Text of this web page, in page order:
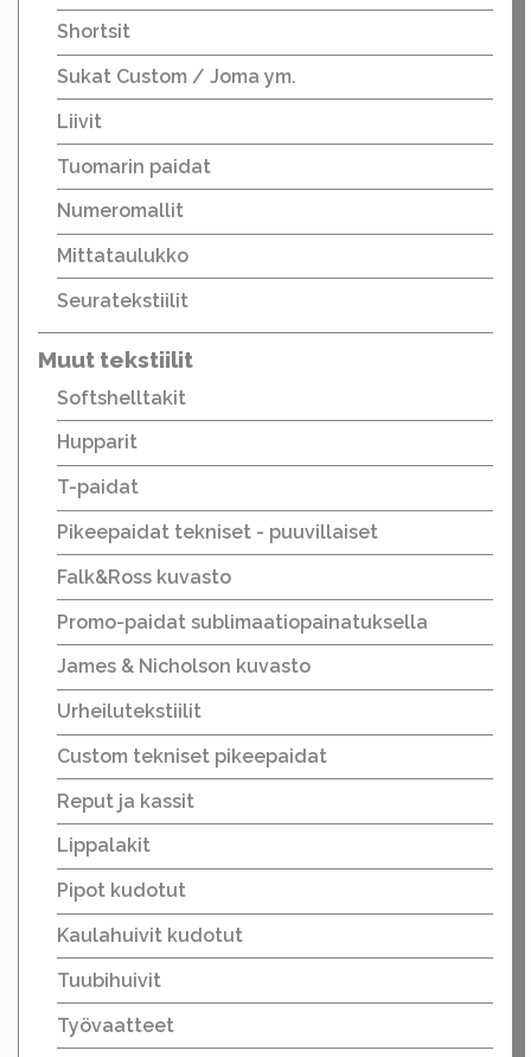
Shortsit
Sukat Custom / Joma ym.
Liivit
Tuomarin paidat
Numeromallit
Mittataulukko
Seuratekstiilit
Muut tekstiilit
Softshelltakit
Hupparit
T-paidat
Pikeepaidat tekniset - puuvillaiset
Falk&Ross kuvasto
Promo-paidat sublimaatiopainatuksella
James & Nicholson kuvasto
Urheilutekstiilit
Custom tekniset pikeepaidat
Reput ja kassit
Lippalakit
Pipot kudotut
Kaulahuivit kudotut
Tuubihuivit
Työvaatteet